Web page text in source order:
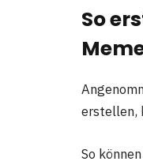
So
erstellen,
So